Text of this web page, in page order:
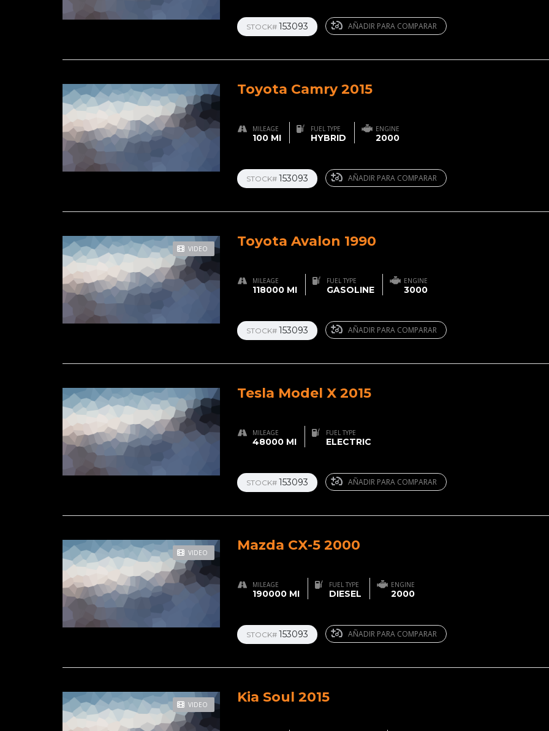
STOCK# 153093 AÑADIR PARA COMPARAR
Toyota Camry 2015
MILEAGE
100 MI
FUEL TYPE
HYBRID
ENGINE
2000
STOCK# 153093 AÑADIR PARA COMPARAR
VIDEO Toyota Avalon 1990
MILEAGE
118000 MI
FUEL TYPE
GASOLINE
ENGINE
3000
STOCK# 153093 AÑADIR PARA COMPARAR
Tesla Model X 2015
MILEAGE
48000 MI
FUEL TYPE
ELECTRIC
STOCK# 153093 AÑADIR PARA COMPARAR
VIDEO Mazda CX-5 2000
MILEAGE
190000 MI
FUEL TYPE
DIESEL
ENGINE
2000
STOCK# 153093 AÑADIR PARA COMPARAR
VIDEO Kia Soul 2015